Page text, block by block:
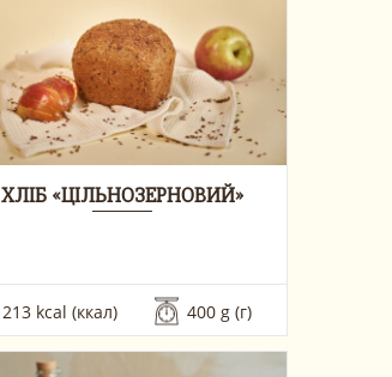
ХЛІБ «ЦІЛЬНОЗЕРНОВИЙ»
213 kcal (ккал) 400 g (г)